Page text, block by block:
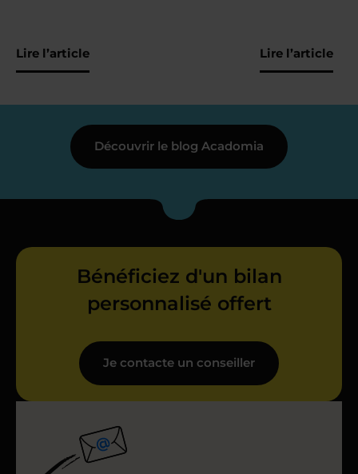
Lire l’article Lire l’article
Découvrir le blog Acadomia
Bénéficiez d'un bilan
personnalisé offert
Je contacte un conseiller